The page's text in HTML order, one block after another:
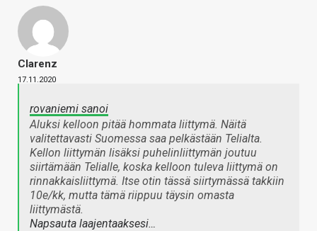
Clarenz
17.11.2020
rovaniemi sanoi
Aluksi kelloon pitää hommata liittymä. Näitä
valitettavasti Suomessa saa pelkästään Telialta.
Kellon liittymän lisäksi puhelinliittymän joutuu
siirtämään Telialle, koska kelloon tuleva liittymä on
rinnakkaisliittymä. Itse otin tässä siirtymässä takkiin
10e/kk, mutta tämä riippuu täysin omasta
liittymästä.
Napsauta laajentaaksesi…